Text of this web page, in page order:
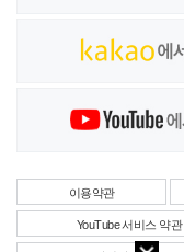
이용약관
YouTube 서비스 약관